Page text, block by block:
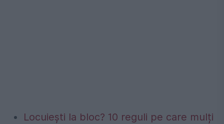
Locuiești la bloc? 10 reguli pe care mulți